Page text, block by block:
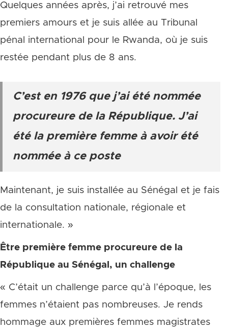
Quelques années après, j’ai retrouvé mes
premiers amours et je suis allée au Tribunal
pénal international pour le Rwanda, où je suis
restée pendant plus de 8 ans.
C’est en 1976 que j’ai été nommée
procureure de la République. J’ai
été la première femme à avoir été
nommée à ce poste
Maintenant, je suis installée au Sénégal et je fais
de la consultation nationale, régionale et
internationale. »
Être première femme procureure de la
République au Sénégal, un challenge
« C’était un challenge parce qu’à l’époque, les
femmes n’étaient pas nombreuses. Je rends
hommage aux premières femmes magistrates